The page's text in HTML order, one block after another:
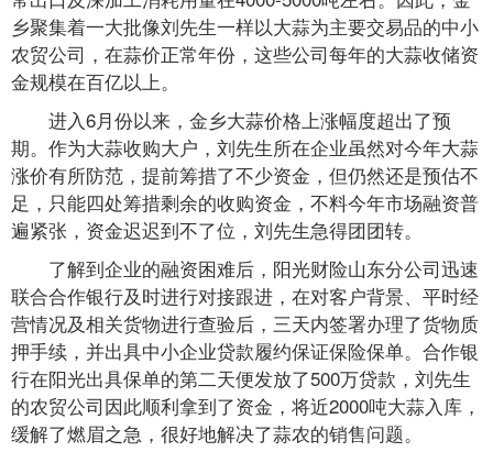
乡聚集着一大批像刘先生一样以大蒜为主要交易品的中小
农贸公司，在蒜价正常年份，这些公司每年的大蒜收储资
金规模在百亿以上。
进入6月份以来，金乡大蒜价格上涨幅度超出了预
期。作为大蒜收购大户，刘先生所在企业虽然对今年大蒜
涨价有所防范，提前筹措了不少资金，但仍然还是预估不
足，只能四处筹措剩余的收购资金，不料今年市场融资普
遍紧张，资金迟迟到不了位，刘先生急得团团转。
了解到企业的融资困难后，阳光财险山东分公司迅速
联合合作银行及时进行对接跟进，在对客户背景、平时经
营情况及相关货物进行查验后，三天内签署办理了货物质
押手续，并出具中小企业贷款履约保证保险保单。合作银
行在阳光出具保单的第二天便发放了500万贷款，刘先生
的农贸公司因此顺利拿到了资金，将近2000吨大蒜入库，
缓解了燃眉之急，很好地解决了蒜农的销售问题。